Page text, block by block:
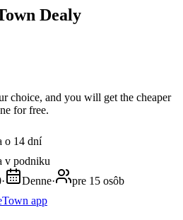
Dealy
choice, and you will get the cheaper
for free.
o 14 dní
v podniku
· Denne·
pre 15 osôb
app